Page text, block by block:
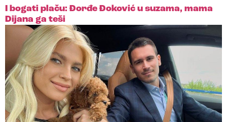
I bogati plaču: Đorđe Đoković u suzama, mama
Dijana ga teši